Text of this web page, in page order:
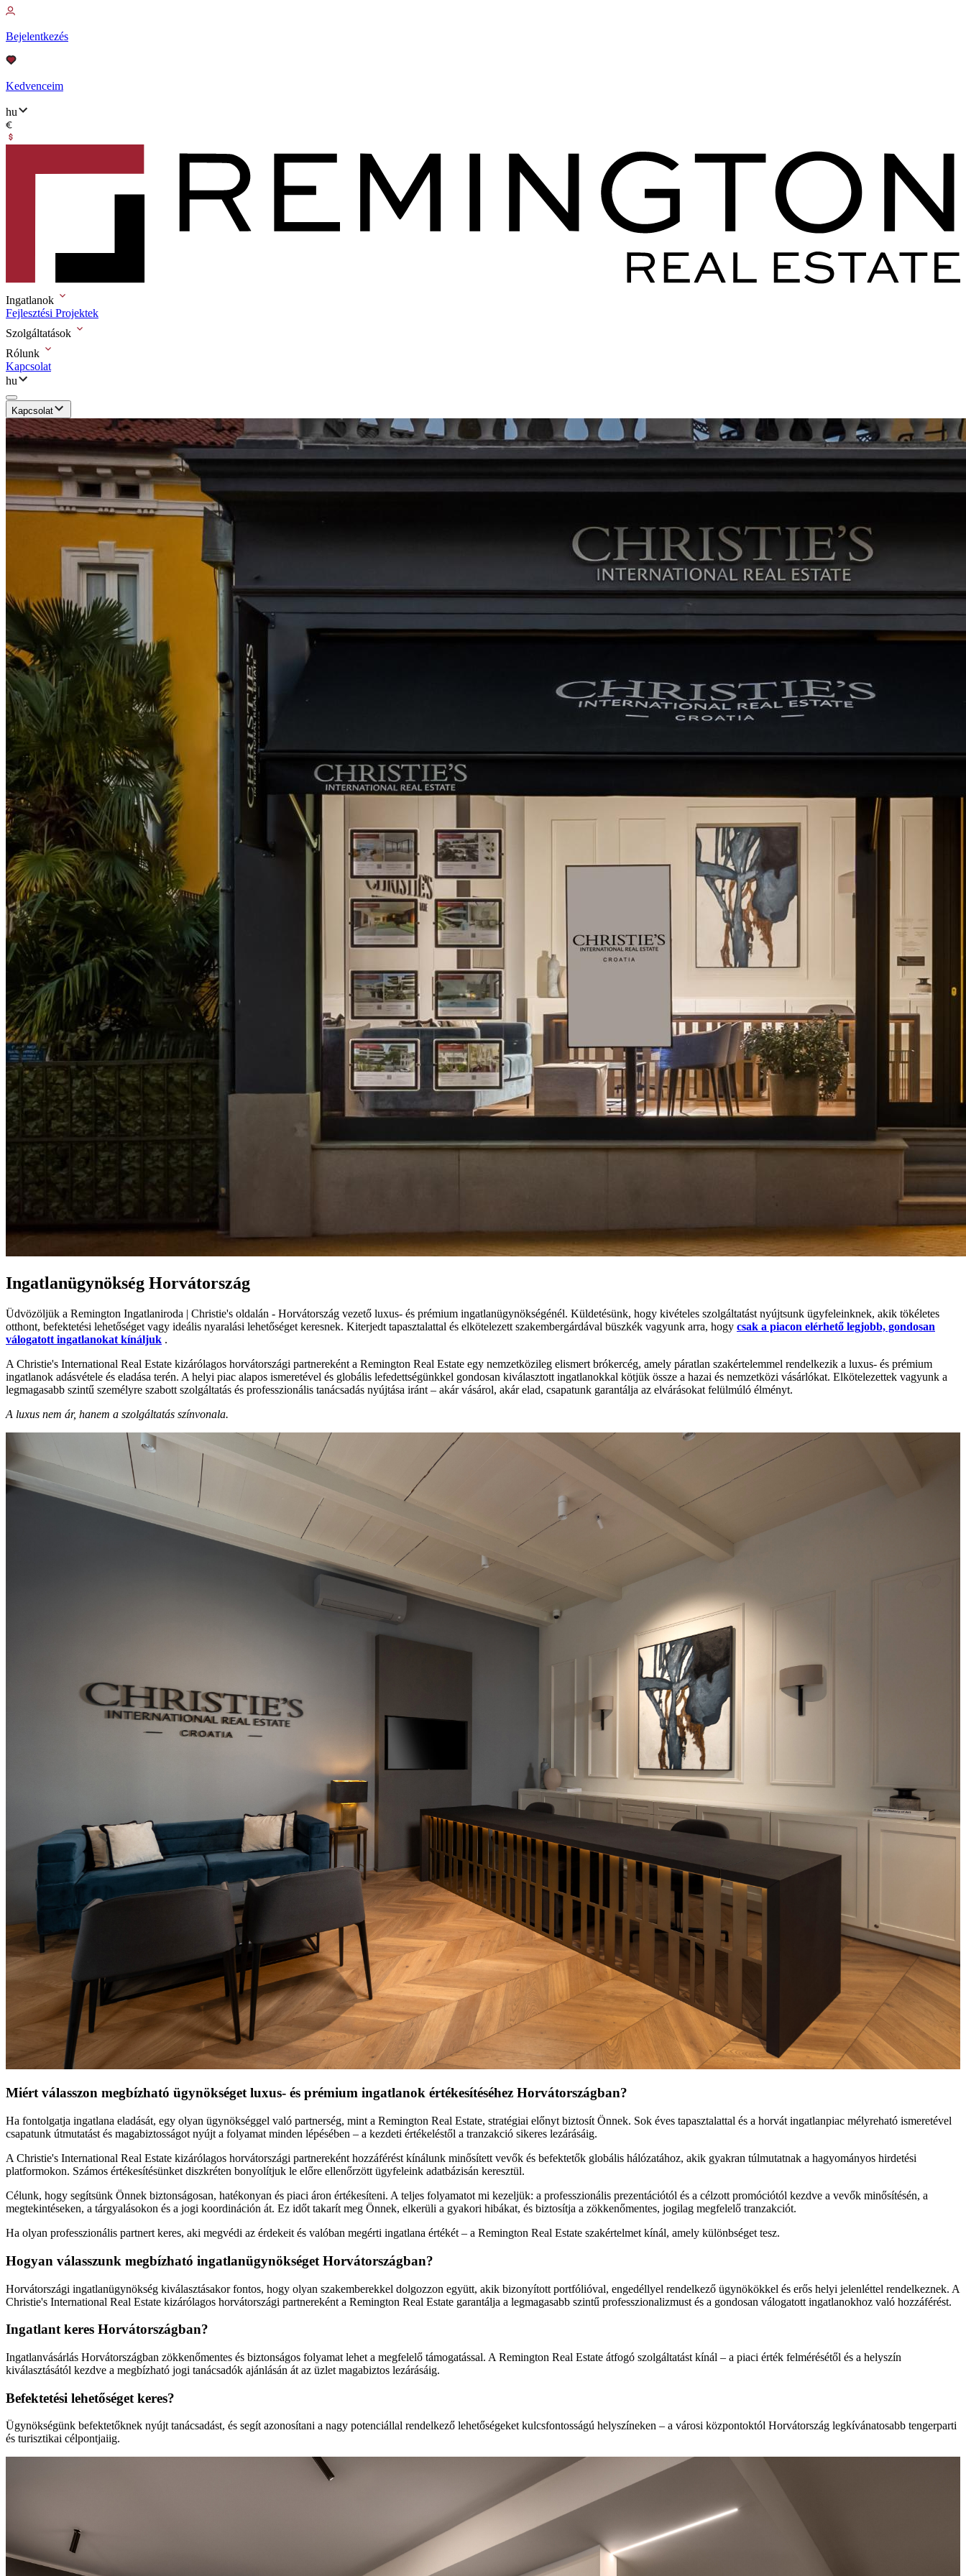
Bejelentkezés
Kedvenceim
hu
Ingatlanok
Fejlesztési Projektek
Szolgáltatások
Rólunk
Kapcsolat
hu
Kapcsolat
Ingatlanügynökség Horvátország
Üdvözöljük a Remington Ingatlaniroda | Christie's oldalán - Horvátország vezető luxus- és prémium ingatlanügynökségénél. Küldetésünk, hogy kivételes szolgáltatást nyújtsunk ügyfeleinknek, akik tökéletes
otthont, befektetési lehetőséget vagy ideális nyaralási lehetőséget keresnek. Kiterjedt tapasztalattal és elkötelezett szakembergárdával büszkék vagyunk arra, hogy csak a piacon elérhető legjobb, gondosan
válogatott ingatlanokat kínáljuk .
A Christie's International Real Estate kizárólagos horvátországi partnereként a Remington Real Estate egy nemzetközileg elismert brókercég, amely páratlan szakértelemmel rendelkezik a luxus- és prémium
ingatlanok adásvétele és eladása terén. A helyi piac alapos ismeretével és globális lefedettségünkkel gondosan kiválasztott ingatlanokkal kötjük össze a hazai és nemzetközi vásárlókat. Elkötelezettek vagyunk a
legmagasabb szintű személyre szabott szolgáltatás és professzionális tanácsadás nyújtása iránt – akár vásárol, akár elad, csapatunk garantálja az elvárásokat felülmúló élményt.
A luxus nem ár, hanem a szolgáltatás színvonala.
Miért válasszon megbízható ügynökséget luxus- és prémium ingatlanok értékesítéséhez Horvátországban?
Ha fontolgatja ingatlana eladását, egy olyan ügynökséggel való partnerség, mint a Remington Real Estate, stratégiai előnyt biztosít Önnek. Sok éves tapasztalattal és a horvát ingatlanpiac mélyreható ismeretével
csapatunk útmutatást és magabiztosságot nyújt a folyamat minden lépésében – a kezdeti értékeléstől a tranzakció sikeres lezárásáig.
A Christie's International Real Estate kizárólagos horvátországi partnereként hozzáférést kínálunk minősített vevők és befektetők globális hálózatához, akik gyakran túlmutatnak a hagyományos hirdetési
platformokon. Számos értékesítésünket diszkréten bonyolítjuk le előre ellenőrzött ügyfeleink adatbázisán keresztül.
Célunk, hogy segítsünk Önnek biztonságosan, hatékonyan és piaci áron értékesíteni. A teljes folyamatot mi kezeljük: a professzionális prezentációtól és a célzott promóciótól kezdve a vevők minősítésén, a
megtekintéseken, a tárgyalásokon és a jogi koordináción át. Ez időt takarít meg Önnek, elkerüli a gyakori hibákat, és biztosítja a zökkenőmentes, jogilag megfelelő tranzakciót.
Ha olyan professzionális partnert keres, aki megvédi az érdekeit és valóban megérti ingatlana értékét – a Remington Real Estate szakértelmet kínál, amely különbséget tesz.
Hogyan válasszunk megbízható ingatlanügynökséget Horvátországban?
Horvátországi ingatlanügynökség kiválasztásakor fontos, hogy olyan szakemberekkel dolgozzon együtt, akik bizonyított portfólióval, engedéllyel rendelkező ügynökökkel és erős helyi jelenléttel rendelkeznek. A
Christie's International Real Estate kizárólagos horvátországi partnereként a Remington Real Estate garantálja a legmagasabb szintű professzionalizmust és a gondosan válogatott ingatlanokhoz való hozzáférést.
Ingatlant keres Horvátországban?
Ingatlanvásárlás Horvátországban zökkenőmentes és biztonságos folyamat lehet a megfelelő támogatással. A Remington Real Estate átfogó szolgáltatást kínál – a piaci érték felmérésétől és a helyszín
kiválasztásától kezdve a megbízható jogi tanácsadók ajánlásán át az üzlet magabiztos lezárásáig.
Befektetési lehetőséget keres?
Ügynökségünk befektetőknek nyújt tanácsadást, és segít azonosítani a nagy potenciállal rendelkező lehetőségeket kulcsfontosságú helyszíneken – a városi központoktól Horvátország legkívánatosabb tengerparti
és turisztikai célpontjaiig.